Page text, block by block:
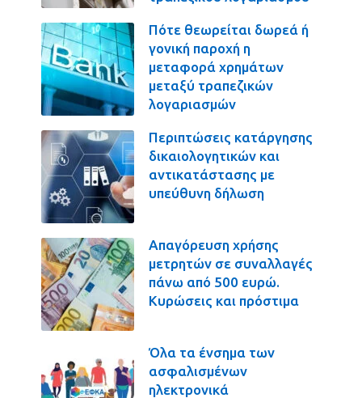
Πότε θεωρείται δωρεά ή
γονική παροχή η
μεταφορά χρημάτων
μεταξύ τραπεζικών
λογαριασμών
Περιπτώσεις κατάργησης
δικαιολογητικών και
αντικατάστασης με
υπεύθυνη δήλωση
Απαγόρευση χρήσης
μετρητών σε συναλλαγές
πάνω από 500 ευρώ.
Κυρώσεις και πρόστιμα
Όλα τα ένσημα των
ασφαλισμένων
ηλεκτρονικά